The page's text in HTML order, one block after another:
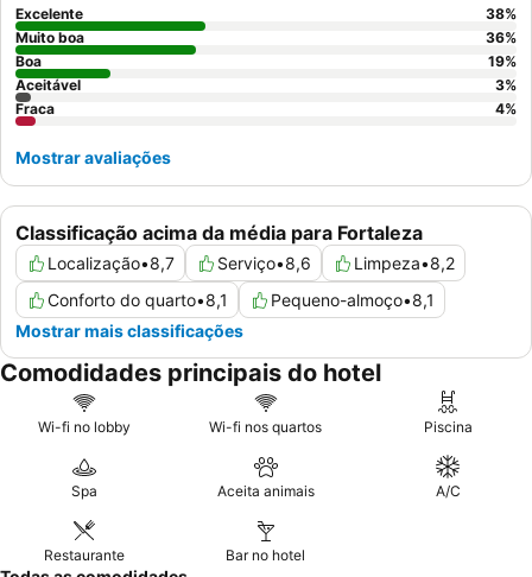
avaliadas. Para uma experiência verdadeiramente memorável,
considere solicitar um quarto num andar superior para ter
vistas
panorâmicas do mar
Classificação acima da média para Fortaleza
Localização•8,7 Serviço•8,6 Limpeza•8,2
Conforto do quarto•8,1 Pequeno-almoço•8,1
Mostrar mais classificações
Excelente 38%
Muito boa
36%
Boa
19%
Aceitável
3%
Fraca
4%
Mostrar avaliações
Comodidades principais do hotel
Wi-fi no lobby Wi-fi nos quartos Piscina
Spa Aceita animais A/C
Restaurante Bar no hotel